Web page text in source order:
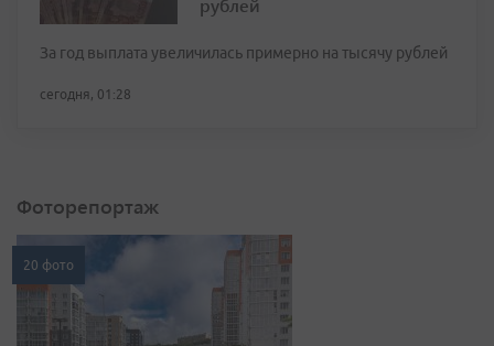
рублей
За год выплата увеличилась примерно на тысячу рублей
сегодня, 01:28
Фоторепортаж
20 фото